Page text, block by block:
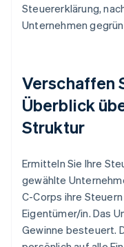
Steuererklärung,
Unternehmen
Verschaffen
Überblick
Struktur
Ermitteln Sie Ihre
gewählte
C-Corps ihre
Eigentümer/in. Das
Gewinne besteuert.